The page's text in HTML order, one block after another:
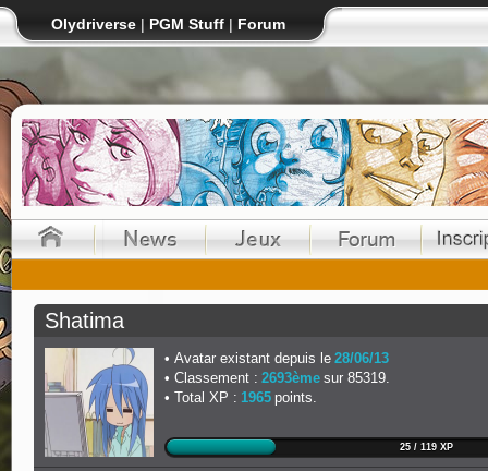
Olydriverse | PGM Stuff | Forum
Shatima
Avatar existant depuis le 28/06/13
Classement : 2693ème sur 85319.
Total XP : 1965 points.
25 / 119 XP